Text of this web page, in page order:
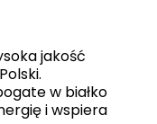
jakość
w białko
i wspiera